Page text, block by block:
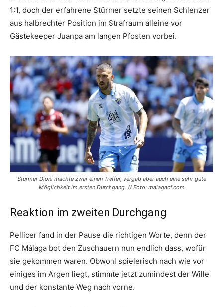
1:1, doch der erfahrene Stürmer setzte seinen Schlenzer
aus halbrechter Position im Strafraum alleine vor
Gästekeeper Juanpa am langen Pfosten vorbei.
Stürmer Dioni machte zwar einen Treffer, vergab aber auch eine sehr gute
Möglichkeit im ersten Durchgang. // Foto: malagacf.com
Reaktion im zweiten Durchgang
Pellicer fand in der Pause die richtigen Worte, denn der
FC Málaga bot den Zuschauern nun endlich dass, wofür
sie gekommen waren. Obwohl spielerisch nach wie vor
einiges im Argen liegt, stimmte jetzt zumindest der Wille
und der konstante Weg nach vorne.